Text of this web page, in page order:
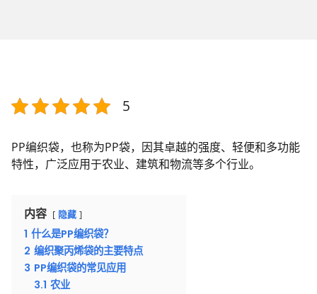
5
PP编织袋，也称为PP袋，因其卓越的强度、轻便和多功能
特性，广泛应用于农业、建筑和物流等多个行业。
内容 隐藏
1 什么是PP编织袋？
2 编织聚丙烯袋的主要特点
3 PP编织袋的常见应用
3.1 农业